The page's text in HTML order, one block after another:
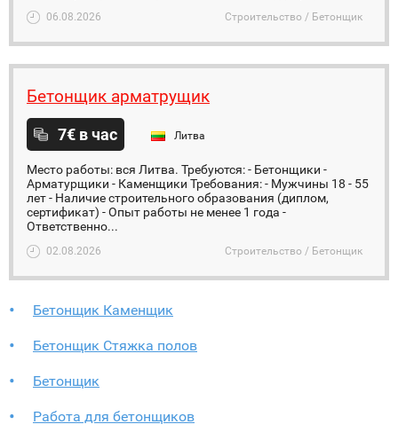
06.08.2026 Строительство / Бетонщик
Бетонщик арматрущик
7€ в час Литва
Место работы: вся Литва. Требуются: - Бетонщики -
Арматурщики - Каменщики Требования: - Мужчины 18 - 55
лет - Наличие строительного образования (диплом,
сертификат) - Опыт работы не менее 1 года -
Ответственно...
02.08.2026 Строительство / Бетонщик
Бетонщик Каменщик
Бетонщик Стяжка полов
Бетонщик
Работа для бетонщиков